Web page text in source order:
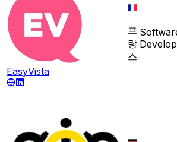
EasyVista
프
랑
스